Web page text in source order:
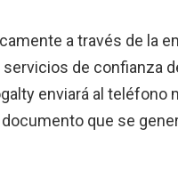
a través de la
de confianza
enviará al teléfono
que se